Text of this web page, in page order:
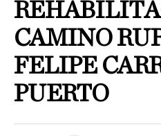
CAMINO
FELIPE
PUERTO